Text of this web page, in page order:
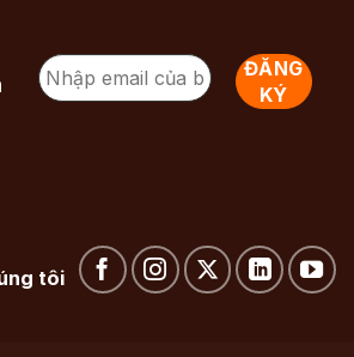
tôi